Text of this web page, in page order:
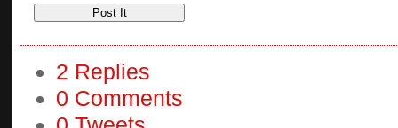
2 Replies
0 Comments